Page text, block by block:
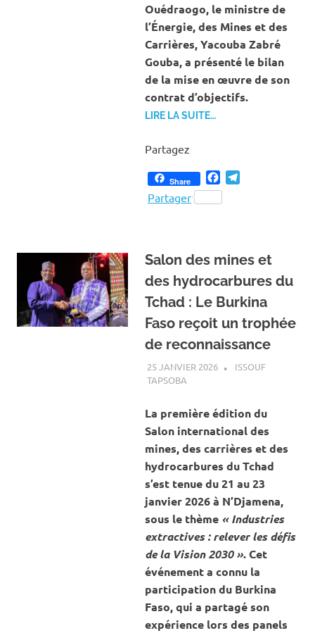
Ouédraogo, le ministre de
l’Énergie, des Mines et des
Carrières, Yacouba Zabré
Gouba, a présenté le bilan
de la mise en œuvre de son
contrat d’objectifs.
LIRE LA SUITE…
Partagez
Share Facebook
Partager
Salon des mines et
des hydrocarbures du
Tchad : Le Burkina
Faso reçoit un trophée
de reconnaissance
25 JANVIER 2026
ISSOUF
TAPSOBA
La première édition du
Salon international des
mines, des carrières et des
hydrocarbures du Tchad
s’est tenue du 21 au 23
janvier 2026 à N’Djamena,
sous le thème « Industries
extractives : relever les défis
de la Vision 2030 ». Cet
événement a connu la
participation du Burkina
Faso, qui a partagé son
expérience lors des panels